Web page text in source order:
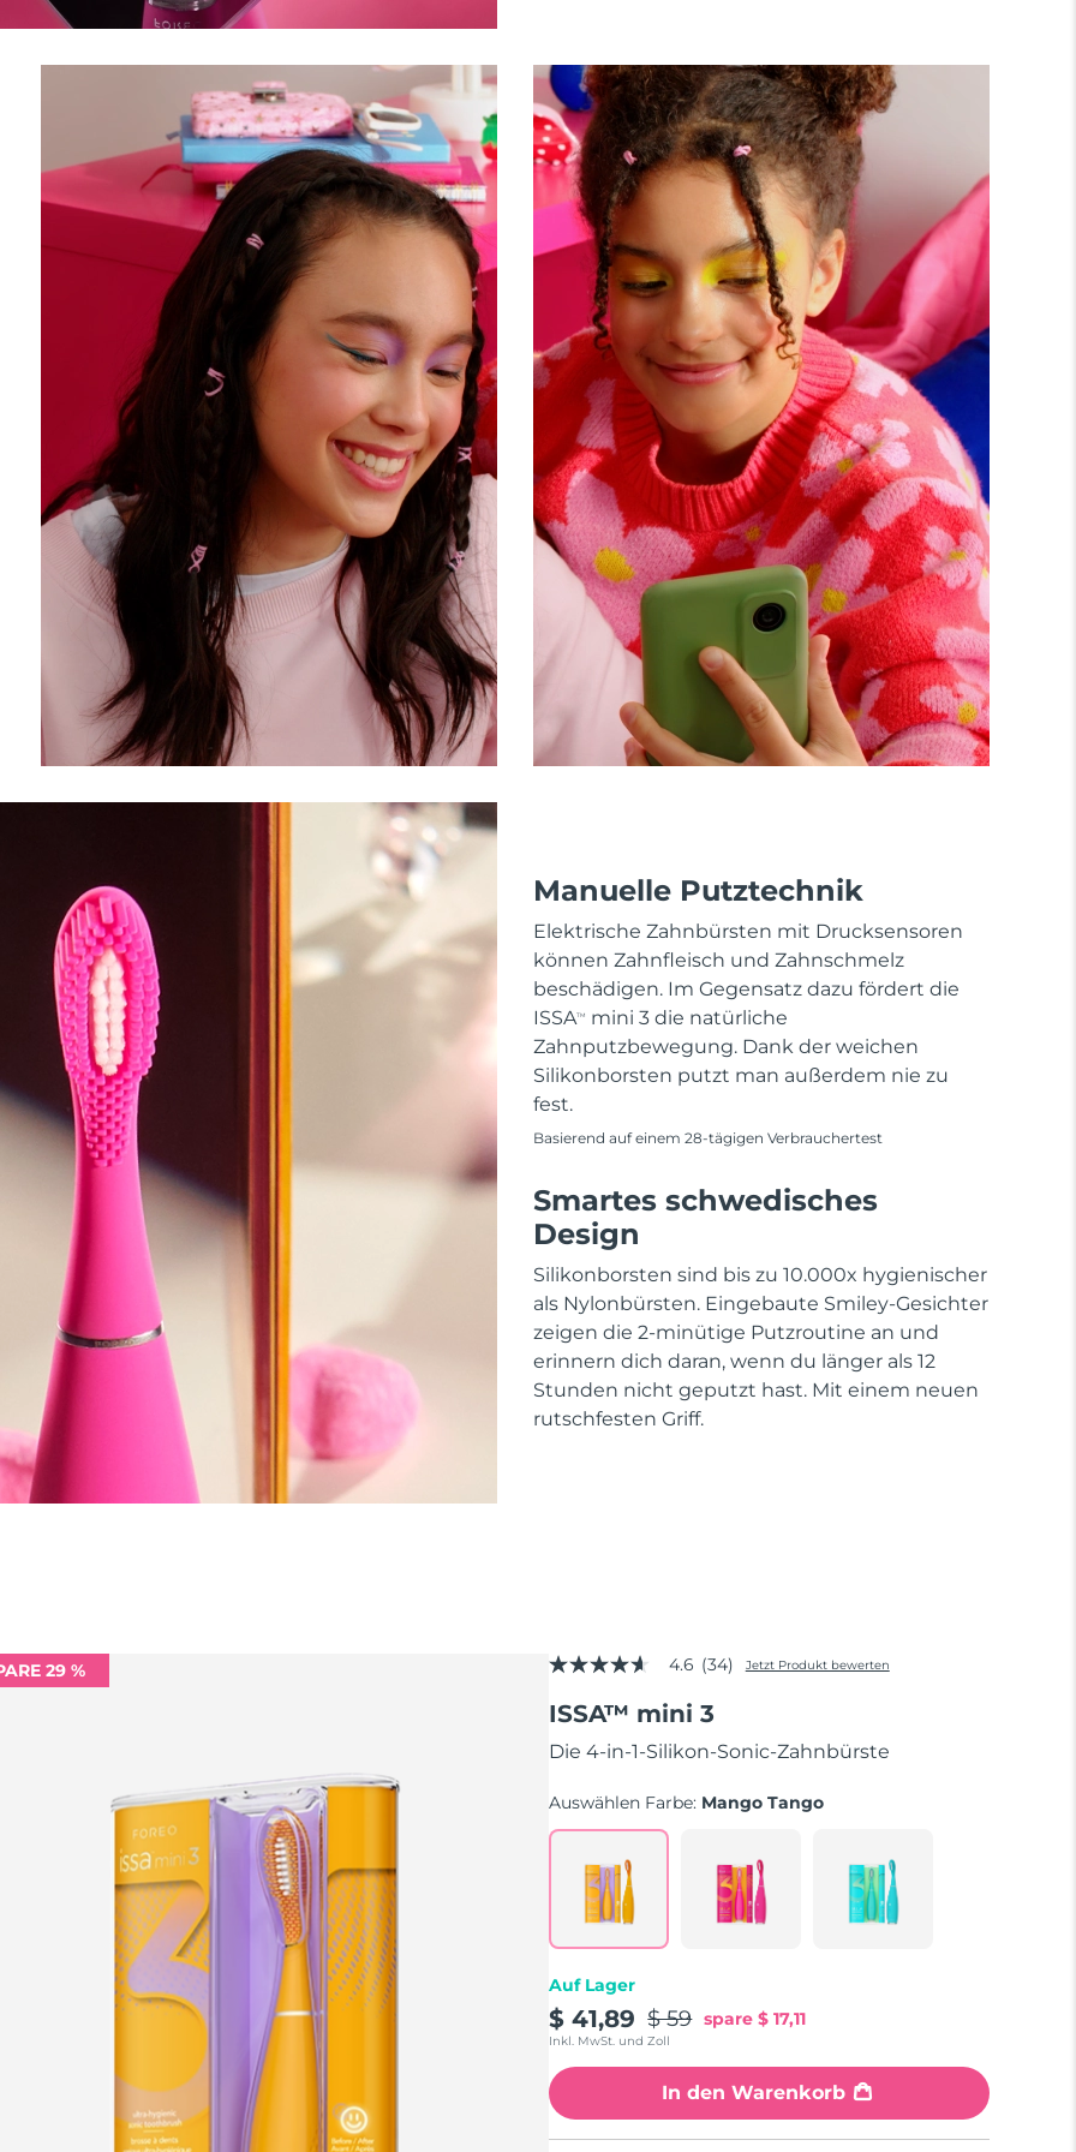
Manuelle Putztechnik
Elektrische Zahnbürsten mit Drucksensoren
können Zahnfleisch und Zahnschmelz
beschädigen. Im Gegensatz dazu fördert die
ISSATM
mini 3 die natürliche
Zahnputzbewegung. Dank der weichen
Silikonborsten putzt man außerdem nie zu
fest.
Basierend auf einem 28-tägigen Verbrauchertest
Smartes schwedisches
Design
Silikonborsten sind bis zu 10.000x hygienischer
als Nylonbürsten. Eingebaute Smiley-Gesichter
zeigen die 2-minütige Putzroutine an und
erinnern dich daran, wenn du länger als 12
Stunden nicht geputzt hast. Mit einem neuen
rutschfesten Griff.
29 %
4.6
5
Sternen,
Durchschnittswert
Read
34
Link
derselben
Seite.
4.6 (34) Jetzt Produkt bewerten
ISSA™ mini 3
Die 4-in-1-Silikon-Sonic-Zahnbürste
Auswählen Farbe: Mango Tango
Auf Lager
$ 41,89 $ 59 spare$ 17,11
Inkl. MwSt. und Zoll
In den Warenkorb